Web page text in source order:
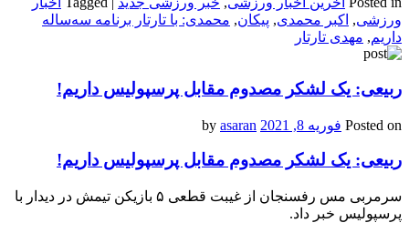
ورزشی, اکبر محمدی, پیکان, محمدی: با تارتار برنامه سه‌ساله
داریم, مهدی تارتار
ربیعی: یک لشکر مصدوم مقابل پرسپولیس داریم!
Posted on فوریه 8, 2021 asaran
ربیعی: یک لشکر مصدوم مقابل پرسپولیس داریم!
سرمربی مس رفسنجان از غیبت قطعی ۵ بازیکن تیمش در دیدار با
پرسپولیس خبر داد.